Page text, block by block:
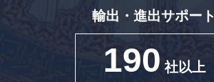
輸出・進出サポート
190 社以上